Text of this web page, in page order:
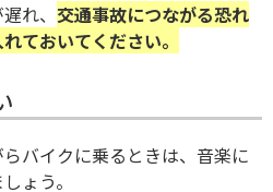
れ、 交通事故につながる恐れ
ておいてください。
バイクに乗るときは、音楽に
ょう。